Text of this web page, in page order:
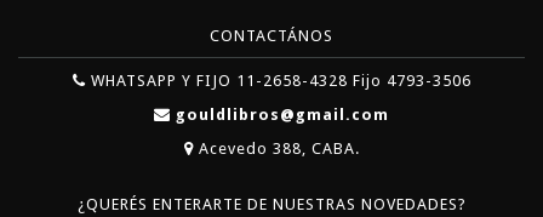
CONTACTÁNOS
WHATSAPP Y FIJO 11-2658-4328 Fijo 4793-3506
gouldlibros@gmail.com
Acevedo 388, CABA.
¿QUERÉS ENTERARTE DE NUESTRAS NOVEDADES?